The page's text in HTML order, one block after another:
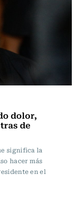
dolor,
de
significa la
hacer más
en el